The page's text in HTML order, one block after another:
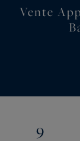
Vente
9